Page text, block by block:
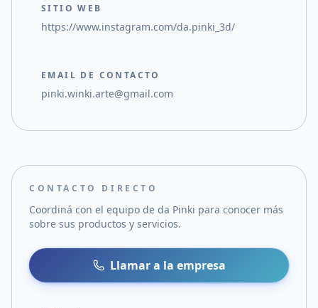
SITIO WEB
https://www.instagram.com/da.pinki_3d/
EMAIL DE CONTACTO
pinki.winki.arte@gmail.com
CONTACTO DIRECTO
Coordiná con el equipo de da Pinki para conocer más
sobre sus productos y servicios.
Llamar a la empresa